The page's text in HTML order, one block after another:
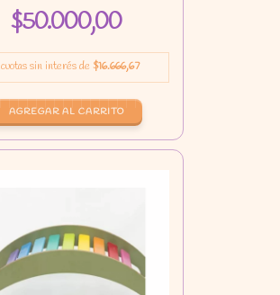
$50.000,00
cuotas sin interés de $16.666,67